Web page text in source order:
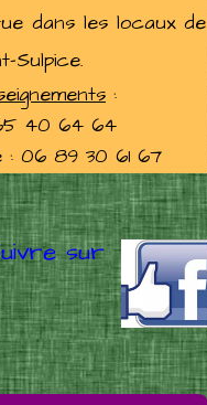
dans les locaux de
Sulpice.
:
40 64 64
06 89 30 61 67
sur